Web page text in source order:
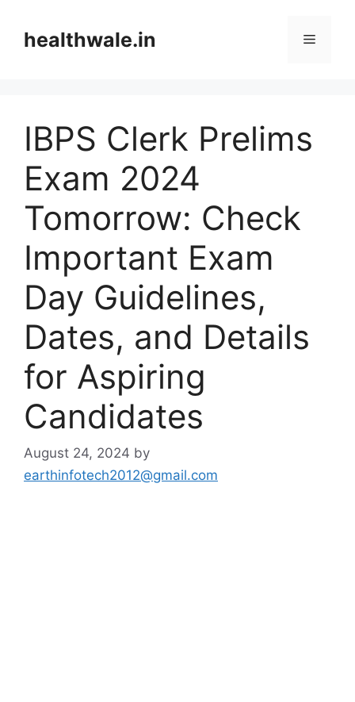
contenthealthwale.in Menu
IBPS Clerk Prelims
Exam 2024
Tomorrow: Check
Important Exam
Day Guidelines,
Dates, and Details
for Aspiring
Candidates
August 24, 2024 by
earthinfotech2012@gmail.com